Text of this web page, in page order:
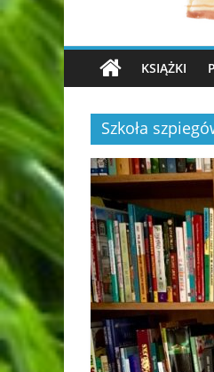
KSIĄŻKI
Szkoła